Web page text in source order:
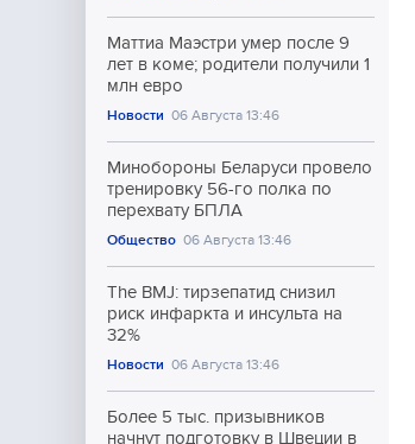
Маттиа Маэстри умер после 9
лет в коме; родители получили 1
млн евро
Новости 06 Августа 13:46
Минобороны Беларуси провело
тренировку 56-го полка по
перехвату БПЛА
Общество 06 Августа 13:46
The BMJ: тирзепатид снизил
риск инфаркта и инсульта на
32%
Новости 06 Августа 13:46
Более 5 тыс. призывников
начнут подготовку в Швеции в